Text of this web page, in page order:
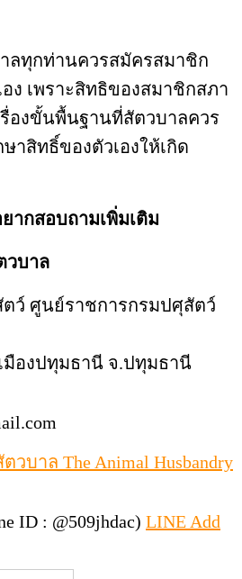
ลทุกท่านควรสมัครสมาชิก
ง เพราะสิทธิของสมาชิกสภา
องขั้นพื้นฐานที่สัตวบาลควร
าสิทธิ์ของตัวเองให้เกิด
ากสอบถามเพิ่มเติม
วบาล
ว์ ศูนย์ราชการกรมปศุสัตว์
มืองปทุมธานี จ.ปทุมธานี
วบาล The Animal Husbandry
ID : @509jhdac) LINE Add